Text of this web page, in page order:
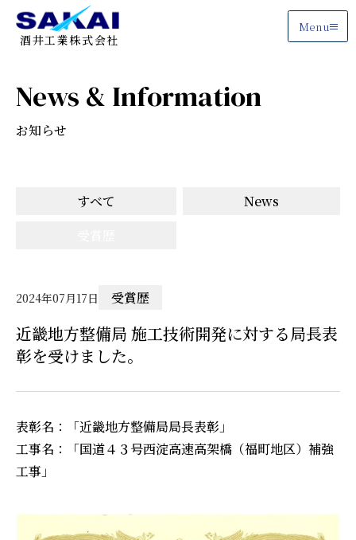
酒井工業株式会社
Menu
News & Information
お知らせ
すべて
News
2024年07月17日 受賞歴
近畿地方整備局 施工技術開発に対する局長表
彰を受けました。
表彰名：「近畿地方整備局局長表彰」
工事名：「国道４３号西淀高速高架橋（福町地区）補強
工事」